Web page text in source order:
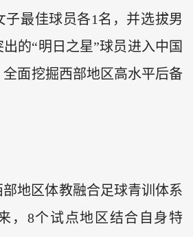
子最佳球员各1名，并选拔男
的“明日之星”球员进入中国
面挖掘西部地区高水平后备
部地区体教融合足球青训体系
，8个试点地区结合自身特